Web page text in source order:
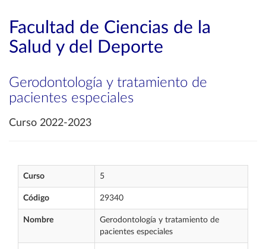
Facultad de Ciencias de la
Salud y del Deporte
Gerodontología y tratamiento de
pacientes especiales
Curso 2022-2023
Curso 5
Código 29340
Nombre
Gerodontología y tratamiento de
pacientes especiales